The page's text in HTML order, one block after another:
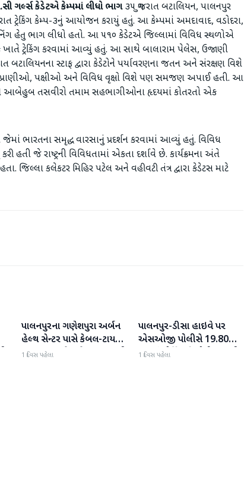
ગર્લ્સ કેડેટએ કેમ્પમાં લીધો ભાગ૩૫ ગુજરાત બટાલિયન, પાલનપુર
ટ્રેકિંગ કેમ્પ-૩નું આયોજન કરાયું હતું. આ કેમ્પમાં અમદાવાદ, વડોદરા,
હેતુ ભાગ લીધો હતો. આ ૫૧૦ કેડેટએ જિલ્લામાં વિવિધ સ્થળોએ
ટ્રેકિંગ કરવામાં આવ્યું હતું. આ સાથે બાલારામ પેલેસ, ઉજાણી
બટાલિયનના સ્ટાફ દ્વારા કેડેટોને પર્યાવરણના જતન અને સંરક્ષણ વિશે
પ્રાણીઓ, પક્ષીઓ અને વિવિધ વૃક્ષો વિશે પણ સમજણ અપાઈ હતી. આ
આબેહુબ તસવીરો તમામ સહભાગીઓના હૃદયમાં કોતરતો એક
ભારતના સમૃદ્ધ વારસાનું પ્રદર્શન કરવામાં આવ્યું હતું. વિવિધ
હતી જે રાષ્ટ્રની વિવિધતામાં એકતા દર્શાવે છે. કાર્યક્રમના અંતે
જિલ્લા કલેકટર મિહિર પટેલ અને વહીવટી તંત્ર દ્વારા કેડેટસ માટે
બનાસકાંઠા
પાલનપુરના ગણેશપુરા અર્બન
હેલ્થ સેન્ટર પાસે કેબલ-ટાયર
સળગાવાતા ફેલાયેલા ધુમાડાથી
1 દિવસ પહેલા
બનાસકાંઠા
પાલનપુર-ડીસા હાઇવે પર
એસઓજી પોલીસે 19.80
લાખનું મોર્ફિન હિરોઈન ઝડપી
1 દિવસ પહેલા